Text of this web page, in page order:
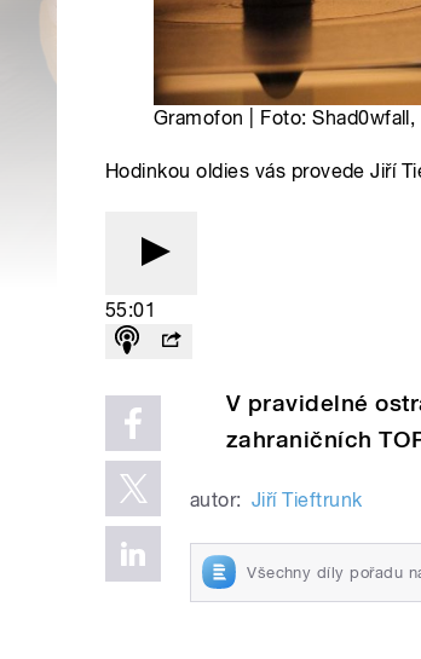
Gramofon | Foto: Shad0wfall,
Hodinkou oldies vás provede Jiří
55:01
V pravidelné
zahraničních
autor: Jiří Tieftrunk
Všechny díly pořadu